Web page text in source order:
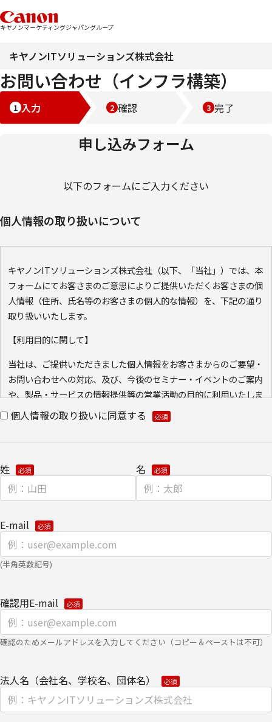
キヤノンマーケティングジャパングループ
キヤノンITソリューションズ株式会社
お問い合わせ（インフラ構築）
入力 確認 完了
申し込みフォーム
以下のフォームにご入力ください
個人情報の取り扱いについて
キヤノンITソリューションズ株式会社（以下、「当社」）では、本
フォームにてお客さまのご意思によりご提供いただくお客さまの個
人情報（住所、氏名等のお客さまの個人的な情報）を、下記の通り
取り扱いいたします。
【利用目的に関して】
当社は、ご提供いただきました個人情報をお客さまからのご要望・
お問い合わせへの対応、及び、今後のセミナー・イベントのご案内
や、製品・サービスの情報提供等の営業活動の目的に利用いたしま
す。ご本人の同意なく利用目的以外に利用いたしません。
場合があります。取得可能なアクセス履歴は、メールに設定したリ
ンク先ページ、および当社と当社のグループ会社が運営・開設する
ウェブページ内に限られます。アクセス履歴は、市場分析、およ
ウェブサイトにおける、お客さまアクセス情報の取り扱いについ
て。
クッキー（cookie）とウェブビーコンの使用によるアクセス情報
【第三者提供に関して】
当社はご提供いただきました個人情報を安全に管理し、以下の場合
・法令に基づく場合
・上記利用目的を実施するために、適切な機密保持契約を締結した
業務委託先へ委託する場合
個人情報の取り扱いに同意する
姓 名
E-mail
(半角英数記号)
確認用E-mail
確認のためメールアドレスを入力してください（コピー＆ペーストは不可）
法人名（会社名、学校名、団体名）